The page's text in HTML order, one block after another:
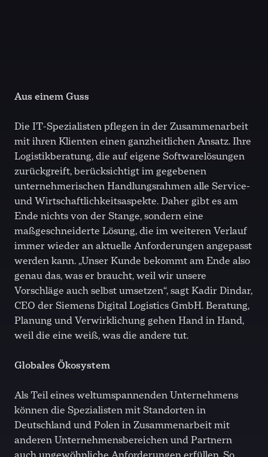
Aus einem Guss
Die IT-Spezialisten pflegen in der Zusammenarbeit
mit ihren Klienten einen ganzheitlichen Ansatz. Ihre
Logistikberatung, die auf eigene Softwarelösungen
zurückgreift, berücksichtigt im gegebenen
unternehmerischen Handlungsrahmen alle Service-
und Wirtschaftlichkeitsaspekte. Daher gibt es am
Ende nichts von der Stange, sondern eine
maßgeschneiderte Lösung, die im weiteren Verlauf
immer wieder an aktuelle Anforderungen angepasst
werden kann. „Unser Kunde bekommt am Ende also
genau das, was er braucht, weil wir unsere
Vorschläge auch selbst umsetzen“, sagt Kadir Dindar,
CEO der Siemens Digital Logistics GmbH. Beratung,
Planung und Verwirklichung gehen Hand in Hand,
weil die eine weiß, was die andere tut.
Globales Ökosystem
Als Teil eines weltumspannenden Unternehmens
können die Spezialisten mit Standorten in
Deutschland und Polen in Zusammenarbeit mit
anderen Unternehmensbereichen und Partnern